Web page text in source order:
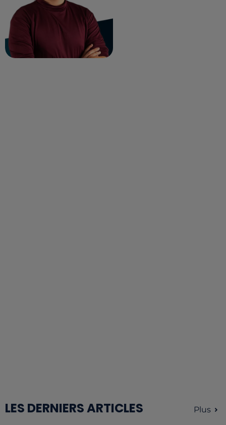
LES DERNIERS ARTICLES Plus